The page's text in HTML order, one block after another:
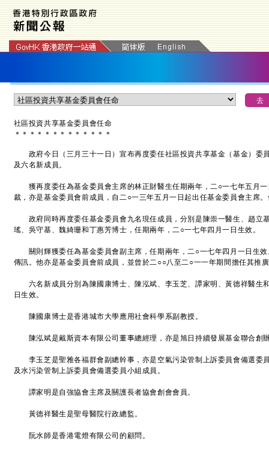
社區投資共享基金委員會任命
＊ ＊ ＊ ＊ ＊ ＊ ＊ ＊ ＊ ＊ ＊ ＊ ＊
政府今日（三月三十一日）宣布再度委任社區投資共享基金（基金）委
及六名新成員。
獲再度委任為基金委員會主席的林正財醫生任期兩年，二○一七年五月一
裁，亦是基金委員會前成員，自二○一三年五月一日起出任基金委員會主席
政府同時再度委任基金委員會九名現任成員，分別是陳崇一醫生、趙立
瑤、吳守基、魏綺珊和丁惠芳博士，任期兩年，二○一七年四月一日生效。
關則輝獲委任為基金委員會副主席，任期兩年，二○一七年四月一日生
傳訊。他亦是基金委員會前成員，並曾於二○○八至二○一一年期間擔任其推
六名新成員分別為陳國康博士、陳泓斌、李玉芝、譚家明、黃德祥醫生
日生效。
陳國康博士是香港城市大學應用社會科學系副教授。
陳泓斌是戴斯資本有限公司董事總經理，亦是旭日持續發展基金聯合創
李玉芝是聖雅各福群會副總幹事，亦是空氣污染管制上訴委員會備選委
及水污染管制上訴委員會備選委員小組成員。
譚家明是自強協會主席及關護長者協會創會會員。
黃德祥醫生是聖母醫院行政總監。
阮水師是香港電燈有限公司的顧問。